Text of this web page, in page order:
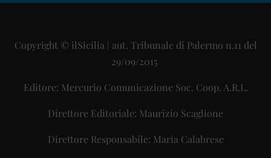
Copyright © ilSicilia | aut. Tribunale di Palermo n.11 del
29/09/2015
Editore: Mercurio Comunicazione Soc. Coop. A.R.L.
Direttore Editoriale: Maurizio Scaglione
Direttore Responsabile: Maria Calabrese